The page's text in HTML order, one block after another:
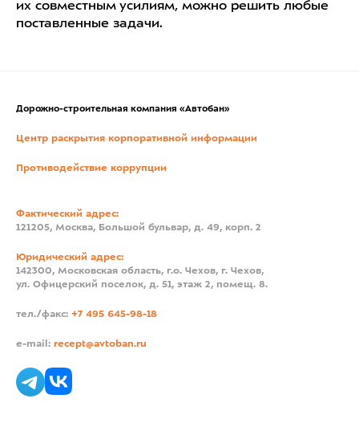
их совместным усилиям, можно решить любые
поставленные задачи.
Дорожно-строительная компания «Автобан»
Центр раскрытия корпоративной информации
Противодействие коррупции
Фактический адрес:
121205, Москва, Большой бульвар, д. 49, корп. 2
Юридический адрес:
142300, Московская область, г.о. Чехов, г. Чехов,
ул. Офицерский поселок, д. 51, этаж 2, помещ. 8.
тел./факс: +7 495 645-98-18
e-mail: recept@avtoban.ru